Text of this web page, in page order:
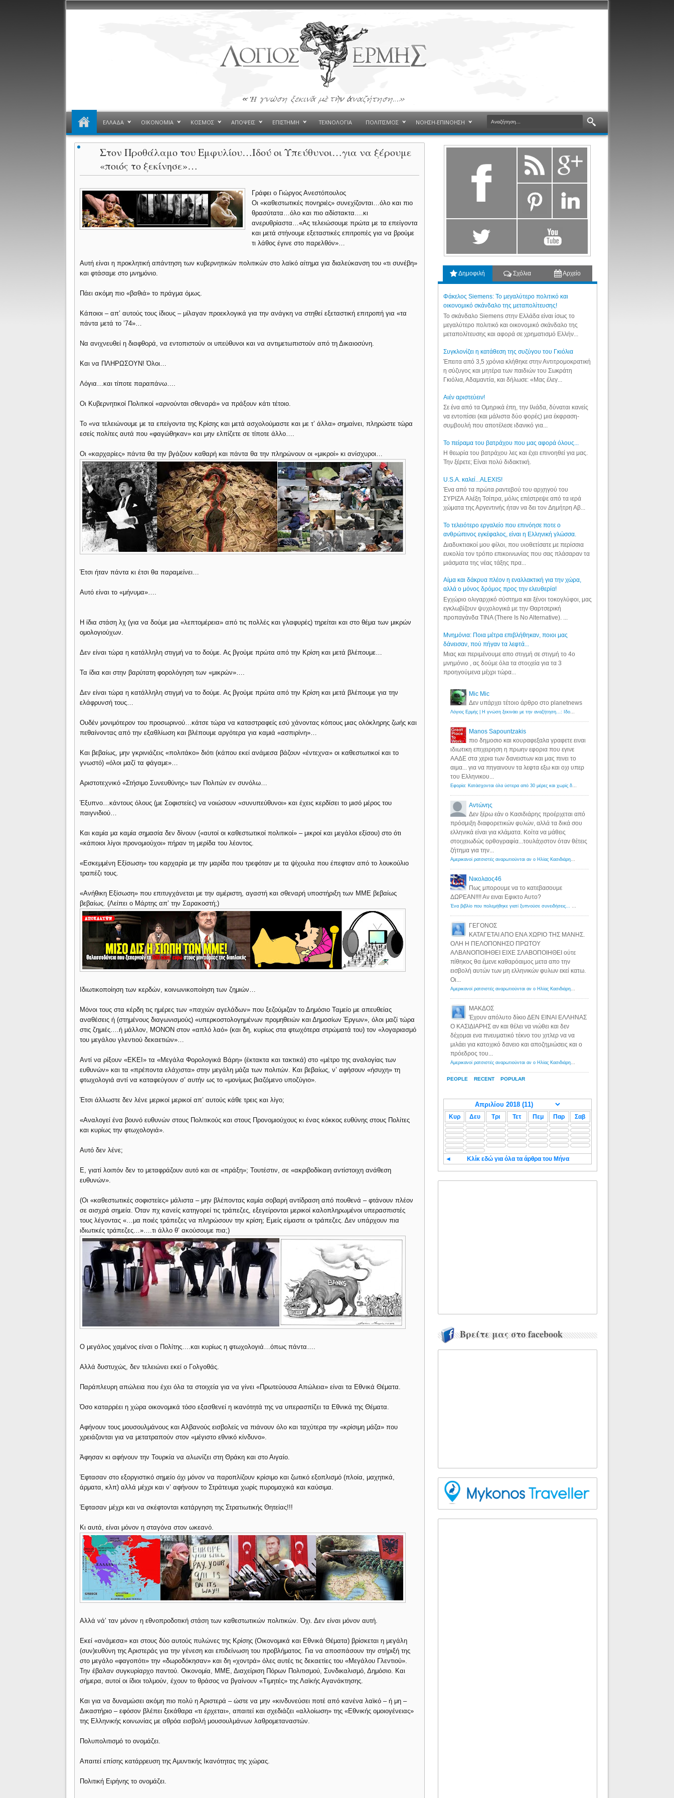
ΕΛΛΑΔΑ ΟΙΚΟΝΟΜΙΑ ΚΟΣΜΟΣ ΑΠΟΨΕΙΣ ΕΠΙΣΤΗΜΗ ΤΕΧΝΟΛΟΓΙΑ ΠΟΛΙΤΙΣΜΟΣ ΝΟΗΣΗ-ΕΠΙΝΟΗΣΗ
Στον Προθάλαμο του Εμφυλίου…Ιδού οι Υπεύθυνοι…για να ξέρουμε
«ποιός το ξεκίνησε»…
Γράφει ο Γιώργος Ανεστόπουλος
Οι «καθεστωτικές πονηριές» συνεχίζονται…όλο και πιο
θρασύτατα…όλο και πιο αδίστακτα….κι
ανερυθρίαστα…«Ας τελειώσουμε πρώτα με τα επείγοντα
και μετά στήνουμε εξεταστικές επιτροπές για να βρούμε
τι λάθος έγινε στο παρελθόν»…
Αυτή είναι η προκλητική απάντηση των κυβερνητικών πολιτικών στο λαϊκό αίτημα για διαλεύκανση του «τι συνέβη»
και φτάσαμε στο μνημόνιο.
Πάει ακόμη πιο «βαθιά» το πράγμα όμως.
Κάποιοι – απ’ αυτούς τους ίδιους – μίλαγαν προεκλογικά για την ανάγκη να στηθεί εξεταστική επιτροπή για «τα
πάντα μετά το ’74»…
Να ανιχνευθεί η διαφθορά, να εντοπιστούν οι υπεύθυνοι και να αντιμετωπιστούν από τη Δικαιοσύνη.
Και να ΠΛΗΡΩΣΟΥΝ! Όλοι…
Λόγια…και τίποτε παραπάνω….
Οι Κυβερνητικοί Πολιτικοί «αρνούνται σθεναρά» να πράξουν κάτι τέτοιο.
Το «να τελειώνουμε με τα επείγοντα της Κρίσης και μετά ασχολούμαστε και με τ’ άλλα» σημαίνει, πληρώστε τώρα
εσείς πολίτες αυτά που «φαγώθηκαν» και μην ελπίζετε σε τίποτε άλλο….
Οι «καρχαρίες» πάντα θα την βγάζουν καθαρή και πάντα θα την πληρώνουν οι «μικροί» κι ανίσχυροι…
Έτσι ήταν πάντα κι έτσι θα παραμείνει…
Αυτό είναι το «μήνυμα»….
Η ίδια στάση λχ (για να δούμε μια «λεπτομέρεια» από τις πολλές και γλαφυρές) τηρείται και στο θέμα των μικρών
ομολογιούχων.
Δεν είναι τώρα η κατάλληλη στιγμή να το δούμε. Ας βγούμε πρώτα από την Κρίση και μετά βλέπουμε…
Τα ίδια και στην βαρύτατη φορολόγηση των «μικρών»….
Δεν είναι τώρα η κατάλληλη στιγμή να το δούμε. Ας βγούμε πρώτα από την Κρίση και μετά βλέπουμε για την
ελάφρυνσή τους…
Ουδέν μονιμότερον του προσωρινού…κάτσε τώρα να καταστραφείς εσύ χάνοντας κόπους μιας ολόκληρης ζωής και
πεθαίνοντας από την εξαθλίωση και βλέπουμε αργότερα για καμιά «ασπιρίνη»…
Και βεβαίως, μην γκρινιάζεις «πολιτάκο» διότι (κάπου εκεί ανάμεσα βάζουν «έντεχνα» οι καθεστωτικοί και το
γνωστό) «όλοι μαζί τα φάγαμε»…
Αριστοτεχνικό «Στήσιμο Συνευθύνης» των Πολιτών εν συνόλω…
Έξυπνο…κάντους όλους (με Σοφιστείες) να νοιώσουν «συνυπεύθυνοι» και έχεις κερδίσει το μισό μέρος του
παιγνιδιού…
Και καμία μα καμία σημασία δεν δίνουν («αυτοί οι καθεστωτικοί πολιτικοί» – μικροί και μεγάλοι εξίσου) στο ότι
«κάποιοι λίγοι προνομιούχοι» πήραν τη μερίδα του λέοντος.
«Εσκεμμένη Εξίσωση» του καρχαρία με την μαρίδα που τρεφόταν με τα ψίχουλα που έπεφταν από το λουκούλιο
τραπέζι τους.
«Ανήθικη Εξίσωση» που επιτυγχάνεται με την αμέριστη, αγαστή και σθεναρή υποστήριξη των ΜΜΕ βεβαίως
βεβαίως. (Λείπει ο Μάρτης απ’ την Σαρακοστή;)
Ιδιωτικοποίηση των κερδών, κοινωνικοποίηση των ζημιών…
Μόνοι τους στα κέρδη τις ημέρες των «παχιών αγελάδων» που ξεζούμιζαν το Δημόσιο Ταμείο με απευθείας
αναθέσεις ή (στημένους διαγωνισμούς) «υπερκοστολογημένων προμηθειών και Δημοσίων Έργων», όλοι μαζί τώρα
στις ζημιές….ή μάλλον, ΜΟΝΟΝ στον «απλό λαό» (και δη, κυρίως στα φτωχότερα στρώματά του) τον «λογαριασμό
του μεγάλου γλεντιού δεκαετιών»…
Αντί να ρίξουν «ΕΚΕΙ» τα «Μεγάλα Φορολογικά Βάρη» (έκτακτα και τακτικά) στο «μέτρο της αναλογίας των
ευθυνών» και τα «πρέποντα ελάχιστα» στην μεγάλη μάζα των πολιτών. Και βεβαίως, ν’ αφήσουν «ήσυχη» τη
φτωχολογιά αντί να καταφεύγουν σ’ αυτήν ως το «μονίμως βιαζόμενο υποζύγιο».
Έτσι άλλωστε δεν λένε μερικοί μερικοί απ’ αυτούς κάθε τρεις και λίγο;
«Αναλογεί ένα βουνό ευθυνών στους Πολιτικούς και στους Προνομιούχους κι ένας κόκκος ευθύνης στους Πολίτες
και κυρίως την φτωχολογιά».
Αυτό δεν λένε;
Ε, γιατί λοιπόν δεν το μεταφράζουν αυτό και σε «πράξη»; Τουτέστιν, σε «ακριβοδίκαιη αντίστοιχη ανάθεση
ευθυνών».
(Οι «καθεστωτικές σοφιστείες» μάλιστα – μην βλέποντας καμία σοβαρή αντίδραση από πουθενά – φτάνουν πλέον
σε αισχρά σημεία. Όταν πχ κανείς κατηγορεί τις τράπεζες, εξεγείρονται μερικοί καλοπληρωμένοι υπερασπιστές
τους λέγοντας «…μα ποιές τράπεζες να πληρώσουν την κρίση; Εμείς είμαστε οι τράπεζες. Δεν υπάρχουν πια
ιδιωτικές τράπεζες…»….τι άλλο θ’ ακούσουμε πια;)
Ο μεγάλος χαμένος είναι ο Πολίτης….και κυρίως η φτωχολογιά…όπως πάντα….
Αλλά δυστυχώς, δεν τελειώνει εκεί ο Γολγοθάς.
Παράπλευρη απώλεια που έχει όλα τα στοιχεία για να γίνει «Πρωτεύουσα Απώλεια» είναι τα Εθνικά Θέματα.
Όσο καταρρέει η χώρα οικονομικά τόσο εξασθενεί η ικανότητά της να υπερασπίζει τα Εθνικά της Θέματα.
Αφήνουν τους μουσουλμάνους και Αλβανούς εισβολείς να πιάνουν όλο και ταχύτερα την «κρίσιμη μάζα» που
χρειάζονται για να μετατραπούν στον «μέγιστο εθνικό κίνδυνο».
Άφησαν κι αφήνουν την Τουρκία να αλωνίζει στη Θράκη και στο Αιγαίο.
Έφτασαν στο εξοργιστικό σημείο όχι μόνον να παροπλίζουν κρίσιμο και ζωτικό εξοπλισμό (πλοία, μαχητικά,
άρματα, κλπ) αλλά μέχρι και ν’ αφήνουν το Στράτευμα χωρίς πυρομαχικά και καύσιμα.
Έφτασαν μέχρι και να σκέφτονται κατάργηση της Στρατιωτικής Θητείας!!!
Κι αυτά, είναι μόνον η σταγόνα στον ωκεανό.
Αλλά νά’ ταν μόνον η εθνοπροδοτική στάση των καθεστωτικών πολιτικών. Όχι. Δεν είναι μόνον αυτή.
Εκεί «ανάμεσα» και στους δύο αυτούς πυλώνες της Κρίσης (Οικονομικά και Εθνικά Θέματα) βρίσκεται η μεγάλη
(συν)ευθύνη της Αριστεράς για την γένεση και επιδείνωση του προβλήματος. Για να αποσπάσουν την στήριξή της
στο μεγάλο «φαγοπότι» την «δωροδόκησαν» και δη «χοντρά» όλες αυτές τις δεκαετίες του «Μεγάλου Γλεντιού».
Την έβαλαν συγκυρίαρχο παντού. Οικονομία, ΜΜΕ, Διαχείριση Πόρων Πολιτισμού, Συνδικαλισμό, Δημόσιο. Και
σήμερα, αυτοί οι ίδιοι τολμούν, έχουν το θράσος να βγαίνουν «Τιμητές» της Λαϊκής Αγανάκτησης.
Και για να δυναμώσει ακόμη πιο πολύ η Αριστερά – ώστε να μην «κινδυνεύσει ποτέ από κανένα λαϊκό – ή μη –
Δικαστήριο – εφόσον βλέπει ξεκάθαρα «τι έρχεται», απαιτεί και σχεδιάζει «αλλοίωση» της «Εθνικής ομοιογένειας»
της Ελληνικής κοινωνίας με αθρόα εισβολή μουσουλμάνων λαθρομεταναστών.
Πολυπολιτισμό το ονομάζει.
Απαιτεί επίσης κατάρρευση της Αμυντικής Ικανότητας της χώρας.
Πολιτική Ειρήνης το ονομάζει.
Δημοφιλή Σχόλια Αρχείο
Φάκελος Siemens: Το μεγαλύτερο πολιτικό και
οικονομικό σκάνδαλο της μεταπολίτευσης!
Το σκάνδαλο Siemens στην Ελλάδα είναι ίσως το
μεγαλύτερο πολιτικό και οικονομικό σκάνδαλο της
μεταπολίτευσης και αφορά σε χρηματισμό Ελλήν...
Συγκλονίζει η κατάθεση της συζύγου του Γκιόλια
Έπειτα από 3,5 χρόνια κλήθηκε στην Αντιτρομοκρατική
η σύζυγος και μητέρα των παιδιών του Σωκράτη
Γκιόλια, Αδαμαντία, και δήλωσε: «Μας έλεγ...
Aιέν αριστεύειν!
Σε ένα από τα Ομηρικά έπη, την Ιλιάδα, δύναται κανείς
να εντοπίσει (και μάλιστα δύο φορές) μια έκφραση-
συμβουλή που αποτέλεσε ιδανικό για...
Το πείραμα του βατράχου που μας αφορά όλους...
Η θεωρία του βατράχου λες και έχει επινοηθεί για μας.
Την ξέρετε; Είναι πολύ διδακτική.
U.S.A. καλεί...ALEXIS!
Ένα από τα πρώτα ραντεβού του αρχηγού του
ΣΥΡΙΖΑ Αλέξη Τσίπρα, μόλις επέστρεψε από τα ιερά
χώματα της Αργεντινής ήταν να δει τον Δημήτρη Αβ...
Το τελειότερο εργαλείο που επινόησε ποτε ο
ανθρώπινος εγκέφαλος, είναι η Ελληνική γλώσσα.
Διαδυκτιακοί μου φίλοι, που υιοθετίσατε με περίσσια
ευκολία τον τρόπο επικοινωνίας που σας πλάσαραν τα
μιάσματα της νέας τάξης πρα...
Αίμα και δάκρυα πλέον η εναλλακτική για την χώρα,
αλλά ο μόνος δρόμος προς την ελευθερία!
Εγχώριο ολιγαρχικό σύστημα και ξένοι τοκογλύφοι, μας
εγκλωβίζουν ψυχολογικά με την Θαρτσερική
προπαγάνδα TINA (There Is No Alternative). ...
Μνημόνια: Ποια μέτρα επιβλήθηκαν, ποιοι μας
δάνεισαν, πού πήγαν τα λεφτά...
Μιας και περιμένουμε απο στιγμή σε στιγμή το 4ο
μνημόνιο , ας δούμε όλα τα στοιχεία για τα 3
προηγούμενα μέχρι τώρα...
PEOPLE RECENT POPULAR
Mic Mic
Δεν υπάρχει τέτοιο άρθρο στο planetnews
Λόγιος Ερμής | Η γνώση ξεκινάει με την αναζήτηση...: Ιδού οι 18 που χρωστούν 11 δις ευρώ!
Manos Sapountzakis
πιο δημοσιο και κουραφεξαλα γραφετε ειναι
ιδιωτικη επιχειρηση η πρωην εφορια που εγινε
ΑΑΔΕ στα χερια των δανειστων και μας πινει το
αιμα... για να πηγαινουν τα λεφτα εξω και οχι υπερ
του Ελληνικου...
Εφορία: Κατάσχονται όλα ύστερα από 30 μέρες και χωρίς δικαστικές αποφάσεις - Λόγιος Ερμής
Αντώνης
Δεν ξέρω εάν ο Κασιδιάρης προέρχεται από
πρόσμιξη διαφορετικών φυλών, αλλά τα δικά σου
ελληνικά είναι για κλάματα. Κοίτα να μάθεις
στοιχειωδώς ορθογραφία...τουλάχιστον όταν θέτεις
ζήτημα για την...
Αμερικανοί ρατσιστές αναρωτιούνται αν ο Ηλίας Κασιδιάρης ανήκει στη λευκή φυλή... - Λόγιος Ερμής
Νικολαος46
Πως μπορουμε να το κατεβασουμε
ΔΩΡΕΑΝ!!!! Αν ειναι Εφικτο Αυτο?
Ένα βιβλίο που πολεμήθηκε γιατί ξυπνούσε συνειδήσεις... - Λόγιος Ερμής | Η γνώση ξεκινάει με την αναζήτηση...
ΓΕΓΟΝΟΣ
ΚΑΤΑΓΕΤΑΙ ΑΠΟ ΕΝΑ ΧΩΡΙΟ ΤΗΣ ΜΑΝΗΣ.
ΟΛΗ Η ΠΕΛΟΠΟΝΗΣΟ ΠΡΩΤΟΥ
ΑΛΒΑΝΟΠΟΙΗΘΕΙ ΕΙΧΕ ΣΛΑΒΟΠΟΙΗΘΕΙ ούτε
πίθηκος θα έμενε καθαρόαιμος μετα απο την
εισβολή αυτών των μη ελληνικών φυλων εκεί κατω.
Οι...
Αμερικανοί ρατσιστές αναρωτιούνται αν ο Ηλίας Κασιδιάρης ανήκει στη λευκή φυλή... - Λόγιος Ερμής
ΜΑΚΔΟΣ
Έχουν απόλυτο δίκιο ΔΕΝ ΕΙΝΑΙ ΕΛΛΗΝΑΣ
Ο ΚΑΣΙΔΙΑΡΗΣ αν και θέλει να νιώθει και δεν
δέχομαι ενα πνευματικό τέκνο του χιτλερ να να
μιλάει για κατοχικό δανειο και αποζημιώσεις και ο
πρόεδρος του...
Αμερικανοί ρατσιστές αναρωτιούνται αν ο Ηλίας Κασιδιάρης ανήκει στη λευκή φυλή... - Λόγιος Ερμής
Κυρ Δευ Τρι Τετ Πεμ Παρ Σαβ
◄ Κλίκ εδώ για όλα τα άρθρα του Μήνα
Βρείτε μας στο facebook